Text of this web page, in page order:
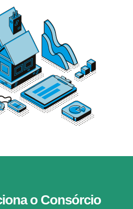
o Consórcio